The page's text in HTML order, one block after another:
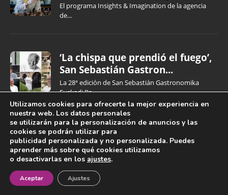
El programa Insights & Imagination de la agencia
de...
‘La chispa que prendió el fuego’,
San Sebastián Gastron...
La 28ª edición de San Sebastián Gastronomika
Euskadi Ba...
QUIÉNES SOMOS PUBLICIDAD
¡Newsletter!
Utilizamos cookies para ofrecerte la mejor experiencia en
nuestra web. Los datos personales
se utilizarán para la personalización de anuncios y las
cookies se podrán utilizar para
publicidad personalizada y no personalizada. Puedes
aprender más sobre qué cookies utilizamos
o desactivarlas en los ajustes.
Aceptar Ajustes